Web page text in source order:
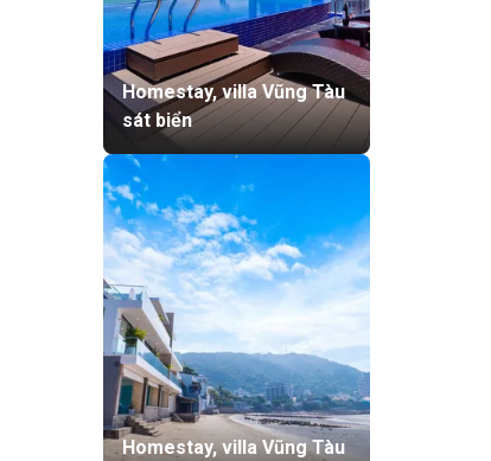
Homestay, villa Vũng Tàu
sát biển
Homestay, villa Vũng Tàu